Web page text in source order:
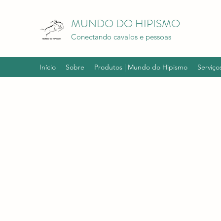
MUNDO DO HIPISMO
Conectando cavalos e pessoas
Início Sobre Produtos | Mundo do Hipismo